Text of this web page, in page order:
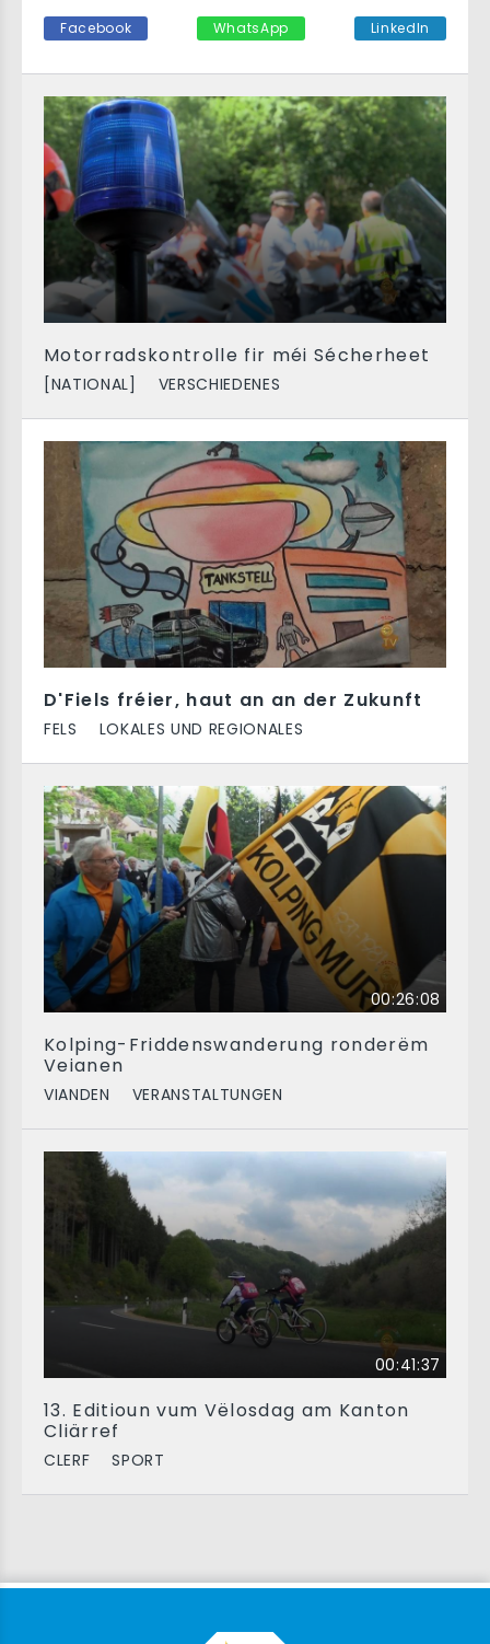
Motorradskontrolle fir méi Sécherheet
[NATIONAL] VERSCHIEDENES
D'Fiels fréier, haut an an der Zukunft
FELS LOKALES UND REGIONALES
00:26:08
Kolping-Friddenswanderung ronderëm
Veianen
VIANDEN VERANSTALTUNGEN
00:41:37
13. Editioun vum Vëlosdag am Kanton
Cliärref
CLERF SPORT
Facebook WhatsApp LinkedIn